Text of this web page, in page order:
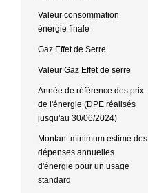
Valeur consommation
énergie finale
Gaz Effet de Serre
Valeur Gaz Effet de serre
Année de référence des prix
de l'énergie (DPE réalisés
jusqu'au 30/06/2024)
Montant minimum estimé des
dépenses annuelles
d'énergie pour un usage
standard